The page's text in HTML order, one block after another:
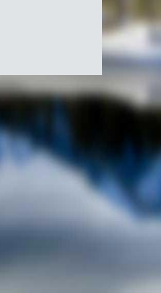
Symbole
du
Canada